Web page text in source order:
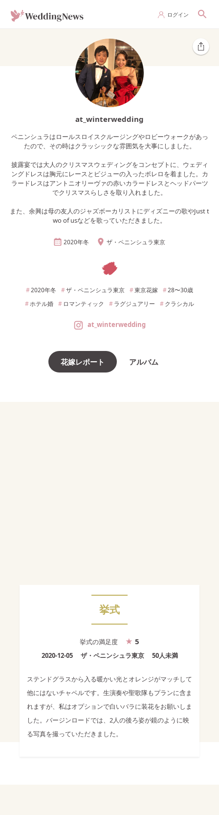
ログイン
at_winterwedding
ペニンシュラはロールスロイスクルージングやロビーウォークがあっ
たので、その時はクラッシックな雰囲気を大事にしました。
披露宴では大人のクリスマスウェディングをコンセプトに、ウェディ
ングドレスは胸元にレースとビジューの入ったボレロを着ました。カ
ラードレスはアントニオリーヴァの赤いカラードレスとヘッドパーツ
でクリスマスらしさを取り入れました。
また、余興は母の友人のジャズボーカリストにディズニーの歌やJust t
wo of usなどを歌っていただきました。
2020年冬 ザ・ペニンシュラ東京
2020年冬 ザ・ペニンシュラ東京 東京花嫁 28〜30歳
ホテル婚
ロマンティック ラグジュアリー クラシカル
at_winterwedding
花嫁レポート アルバム
挙式
挙式の満足度 5
2020-12-05 ザ・ペニンシュラ東京 50人未満
ステンドグラスから入る暖かい光とオレンジがマッチして
他にはないチャペルです。生演奏や聖歌隊もプランに含ま
れますが、私はオプションで白いバラに装花をお願いしま
した。バージンロードでは、2人の後ろ姿が鏡のように映
る写真を撮っていただきました。